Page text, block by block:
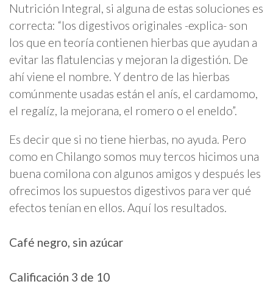
Nutrición Integral, si alguna de estas soluciones es
correcta: “los digestivos originales -explica- son
los que en teoría contienen hierbas que ayudan a
evitar las flatulencias y mejoran la digestión. De
ahí viene el nombre. Y dentro de las hierbas
comúnmente usadas están el anís, el cardamomo,
el regalíz, la mejorana, el romero o el eneldo”.
Es decir que si no tiene hierbas, no ayuda. Pero
como en Chilango somos muy tercos hicimos una
buena comilona con algunos amigos y después les
ofrecimos los supuestos digestivos para ver qué
efectos tenían en ellos. Aquí los resultados.
Café negro, sin azúcar
Calificación 3 de 10